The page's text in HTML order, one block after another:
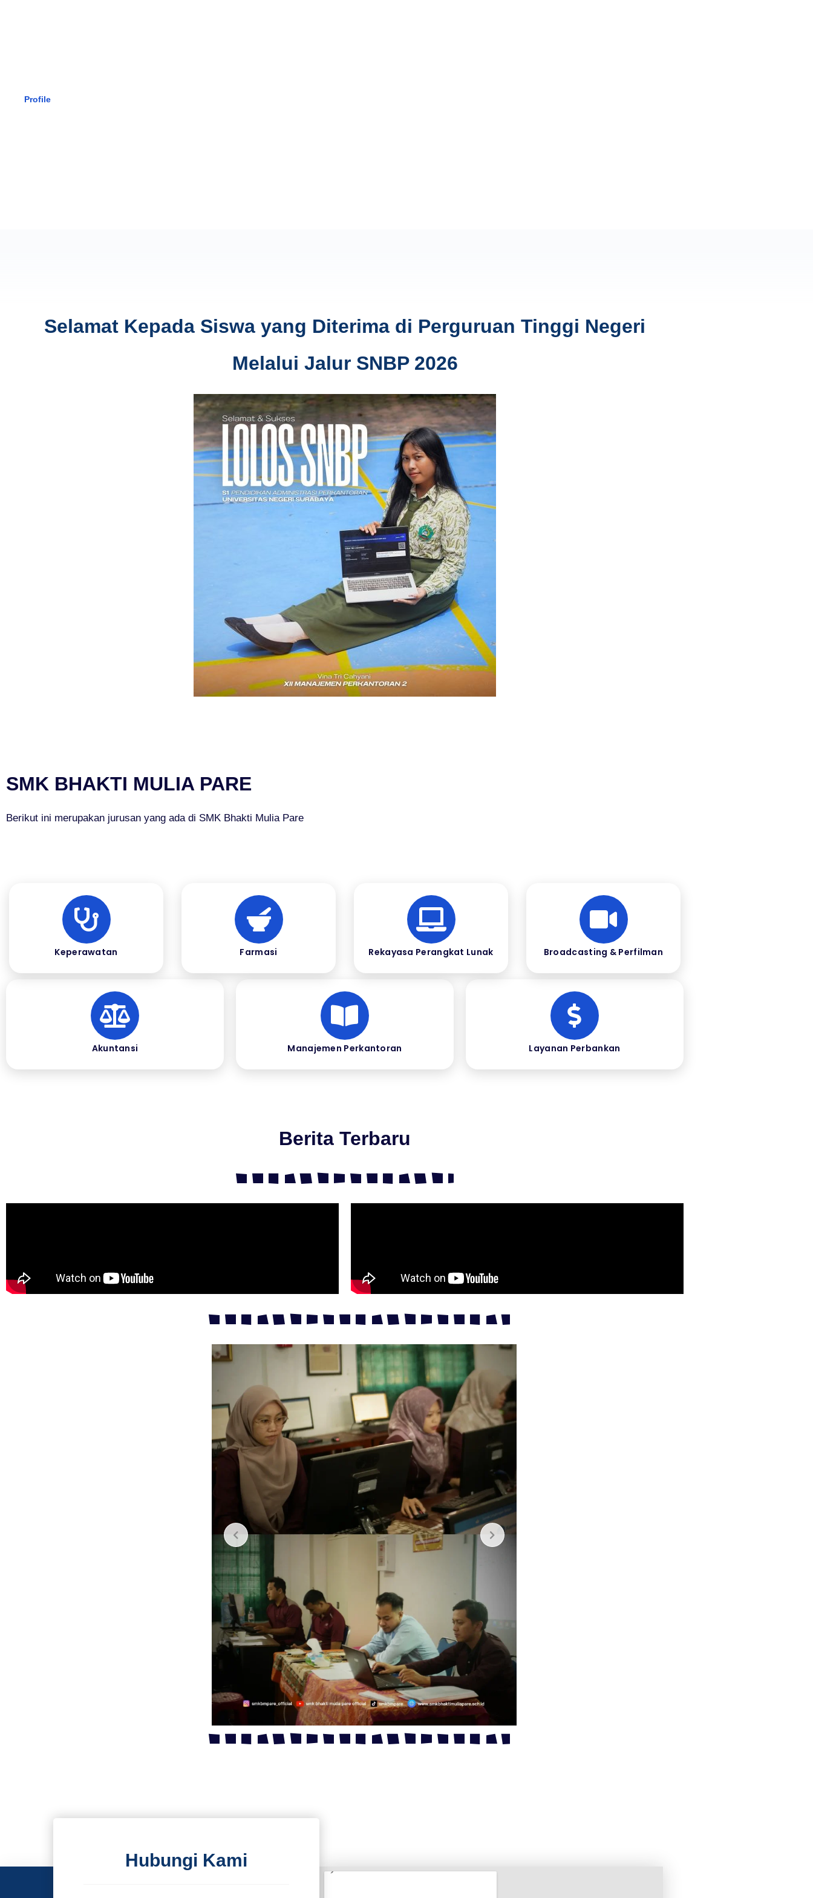
Profile
Selamat Kepada Siswa yang Diterima di Perguruan Tinggi Negeri
Melalui Jalur SNBP 2026
SMK BHAKTI MULIA PARE
Berikut ini merupakan jurusan yang ada di SMK Bhakti Mulia Pare
Keperawatan Farmasi Rekayasa Perangkat Lunak Broadcasting & Perfilman
Akuntansi Manajemen Perkantoran Layanan Perbankan
Berita Terbaru
Hubungi Kami